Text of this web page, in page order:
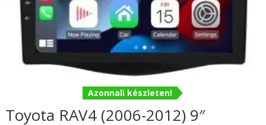
Azonnali készleten!
Toyota RAV4 (2006-2012) 9″